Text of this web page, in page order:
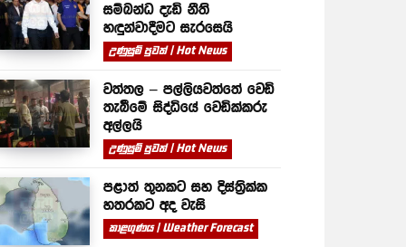
සම්බන්ධ දැඩි නීති
හඳුන්වාදීමට සැරසෙයි
උණුසුම් පුවත් | Hot News
වත්තල – පල්ලියවත්තේ වෙඩි
තැබීමේ සිද්ධියේ වෙඩික්කරු
අල්ලයි
උණුසුම් පුවත් | Hot News
පළාත් තුනකට සහ දිස්ත්‍රික්ක
හතරකට අද වැසි
කාළගුණය | Weather Forecast